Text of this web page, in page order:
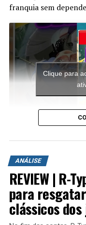
da série. O objetivo
destruir Sonic e
RELATED TOPICS:
Sonic virou Menina
franquia sem
Clique para
A aventura leva o
possível encontrar
equipamentos com
missões que variam
colocam o jogador
em áreas abertas,
regiões subterrâneas
ANÁLISE
REVIEW | R-
para
clássicos